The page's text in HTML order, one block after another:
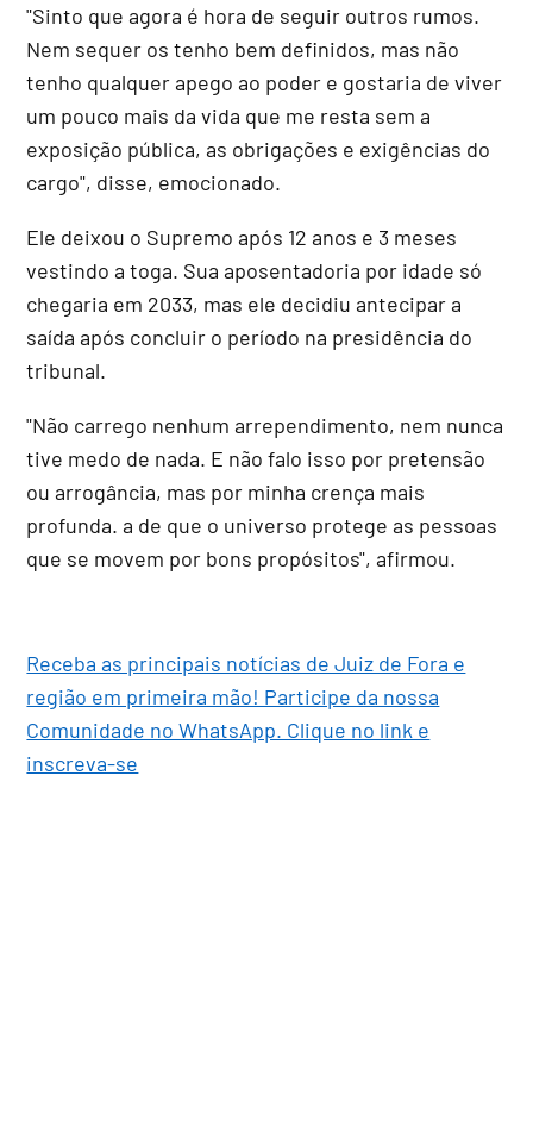
"Sinto que agora é hora de seguir outros rumos.
Nem sequer os tenho bem definidos, mas não
tenho qualquer apego ao poder e gostaria de viver
um pouco mais da vida que me resta sem a
exposição pública, as obrigações e exigências do
cargo", disse, emocionado.
Ele deixou o Supremo após 12 anos e 3 meses
vestindo a toga. Sua aposentadoria por idade só
chegaria em 2033, mas ele decidiu antecipar a
saída após concluir o período na presidência do
tribunal.
"Não carrego nenhum arrependimento, nem nunca
tive medo de nada. E não falo isso por pretensão
ou arrogância, mas por minha crença mais
profunda. a de que o universo protege as pessoas
que se movem por bons propósitos", afirmou.
Receba as principais notícias de Juiz de Fora e
região em primeira mão! Participe da nossa
Comunidade no WhatsApp. Clique no link e
inscreva-se